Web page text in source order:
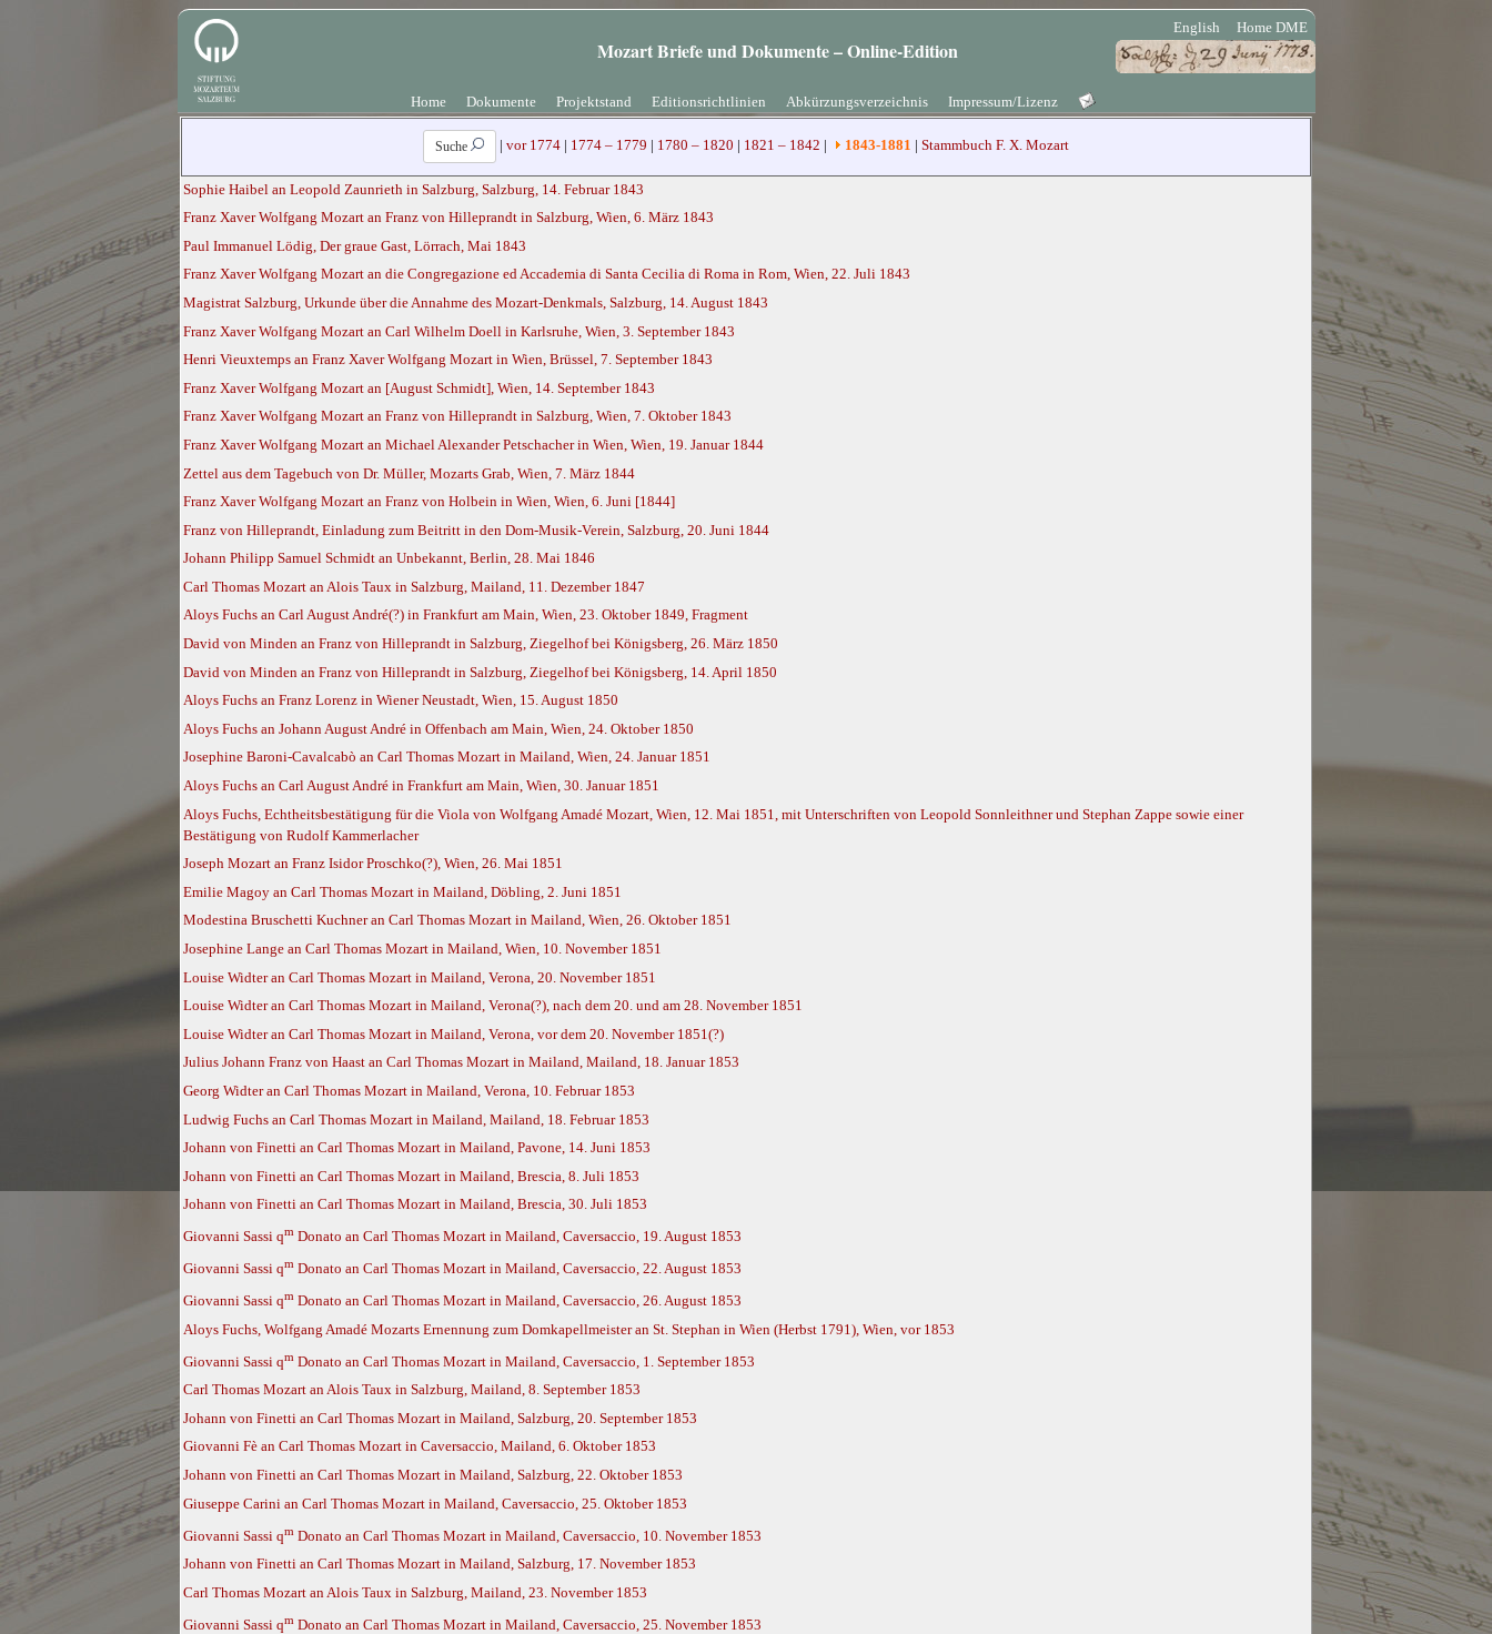
English Home DME
Mozart Briefe und Dokumente – Online-Edition
Home Dokumente Projektstand Editionsrichtlinien Abkürzungsverzeichnis Impressum/Lizenz
Suche | vor 1774 | 1774 – 1779 | 1780 – 1820 | 1821 – 1842 | 1843-1881 | Stammbuch F. X. Mozart
Sophie Haibel an Leopold Zaunrieth in Salzburg, Salzburg, 14. Februar 1843
Franz Xaver Wolfgang Mozart an Franz von Hilleprandt in Salzburg, Wien, 6. März 1843
Paul Immanuel Lödig, Der graue Gast, Lörrach, Mai 1843
Franz Xaver Wolfgang Mozart an die Congregazione ed Accademia di Santa Cecilia di Roma in Rom, Wien, 22. Juli 1843
Magistrat Salzburg, Urkunde über die Annahme des Mozart-Denkmals, Salzburg, 14. August 1843
Franz Xaver Wolfgang Mozart an Carl Wilhelm Doell in Karlsruhe, Wien, 3. September 1843
Henri Vieuxtemps an Franz Xaver Wolfgang Mozart in Wien, Brüssel, 7. September 1843
Franz Xaver Wolfgang Mozart an [August Schmidt], Wien, 14. September 1843
Franz Xaver Wolfgang Mozart an Franz von Hilleprandt in Salzburg, Wien, 7. Oktober 1843
Franz Xaver Wolfgang Mozart an Michael Alexander Petschacher in Wien, Wien, 19. Januar 1844
Zettel aus dem Tagebuch von Dr. Müller, Mozarts Grab, Wien, 7. März 1844
Franz Xaver Wolfgang Mozart an Franz von Holbein in Wien, Wien, 6. Juni [1844]
Franz von Hilleprandt, Einladung zum Beitritt in den Dom-Musik-Verein, Salzburg, 20. Juni 1844
Johann Philipp Samuel Schmidt an Unbekannt, Berlin, 28. Mai 1846
Carl Thomas Mozart an Alois Taux in Salzburg, Mailand, 11. Dezember 1847
Aloys Fuchs an Carl August André(?) in Frankfurt am Main, Wien, 23. Oktober 1849, Fragment
David von Minden an Franz von Hilleprandt in Salzburg, Ziegelhof bei Königsberg, 26. März 1850
David von Minden an Franz von Hilleprandt in Salzburg, Ziegelhof bei Königsberg, 14. April 1850
Aloys Fuchs an Franz Lorenz in Wiener Neustadt, Wien, 15. August 1850
Aloys Fuchs an Johann August André in Offenbach am Main, Wien, 24. Oktober 1850
Josephine Baroni-Cavalcabò an Carl Thomas Mozart in Mailand, Wien, 24. Januar 1851
Aloys Fuchs an Carl August André in Frankfurt am Main, Wien, 30. Januar 1851
Aloys Fuchs, Echtheitsbestätigung für die Viola von Wolfgang Amadé Mozart, Wien, 12. Mai 1851, mit Unterschriften von Leopold Sonnleithner und Stephan Zappe sowie einer
Bestätigung von Rudolf Kammerlacher
Joseph Mozart an Franz Isidor Proschko(?), Wien, 26. Mai 1851
Emilie Magoy an Carl Thomas Mozart in Mailand, Döbling, 2. Juni 1851
Modestina Bruschetti Kuchner an Carl Thomas Mozart in Mailand, Wien, 26. Oktober 1851
Josephine Lange an Carl Thomas Mozart in Mailand, Wien, 10. November 1851
Louise Widter an Carl Thomas Mozart in Mailand, Verona, 20. November 1851
Louise Widter an Carl Thomas Mozart in Mailand, Verona(?), nach dem 20. und am 28. November 1851
Louise Widter an Carl Thomas Mozart in Mailand, Verona, vor dem 20. November 1851(?)
Julius Johann Franz von Haast an Carl Thomas Mozart in Mailand, Mailand, 18. Januar 1853
Georg Widter an Carl Thomas Mozart in Mailand, Verona, 10. Februar 1853
Ludwig Fuchs an Carl Thomas Mozart in Mailand, Mailand, 18. Februar 1853
Johann von Finetti an Carl Thomas Mozart in Mailand, Pavone, 14. Juni 1853
Johann von Finetti an Carl Thomas Mozart in Mailand, Brescia, 8. Juli 1853
Johann von Finetti an Carl Thomas Mozart in Mailand, Brescia, 30. Juli 1853
Giovanni Sassi qm Donato an Carl Thomas Mozart in Mailand, Caversaccio, 19. August 1853
Giovanni Sassi qm Donato an Carl Thomas Mozart in Mailand, Caversaccio, 22. August 1853
Giovanni Sassi qm Donato an Carl Thomas Mozart in Mailand, Caversaccio, 26. August 1853
Aloys Fuchs, Wolfgang Amadé Mozarts Ernennung zum Domkapellmeister an St. Stephan in Wien (Herbst 1791), Wien, vor 1853
Giovanni Sassi qm Donato an Carl Thomas Mozart in Mailand, Caversaccio, 1. September 1853
Carl Thomas Mozart an Alois Taux in Salzburg, Mailand, 8. September 1853
Johann von Finetti an Carl Thomas Mozart in Mailand, Salzburg, 20. September 1853
Giovanni Fè an Carl Thomas Mozart in Caversaccio, Mailand, 6. Oktober 1853
Johann von Finetti an Carl Thomas Mozart in Mailand, Salzburg, 22. Oktober 1853
Giuseppe Carini an Carl Thomas Mozart in Mailand, Caversaccio, 25. Oktober 1853
Giovanni Sassi qm Donato an Carl Thomas Mozart in Mailand, Caversaccio, 10. November 1853
Johann von Finetti an Carl Thomas Mozart in Mailand, Salzburg, 17. November 1853
Carl Thomas Mozart an Alois Taux in Salzburg, Mailand, 23. November 1853
Giovanni Sassi qm Donato an Carl Thomas Mozart in Mailand, Caversaccio, 25. November 1853